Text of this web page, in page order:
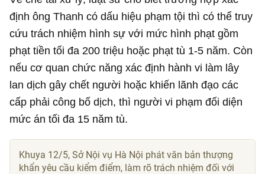
định ông Thanh có dấu hiệu phạm tội thì có thể truy
cứu trách nhiệm hình sự với mức hình phạt gồm
phạt tiền tối đa 200 triệu hoặc phạt tù 1-5 năm. Còn
nếu cơ quan chức năng xác định hành vi làm lây
lan dịch gây chết người hoặc khiến lãnh đạo các
cấp phải công bố dịch, thì người vi phạm đối diện
mức án tối đa 15 năm tù.
Khuya 12/5, Sở Nội vụ Hà Nội phát văn bản thượng
khẩn yêu cầu kiểm điểm, làm rõ trách nhiệm đối với